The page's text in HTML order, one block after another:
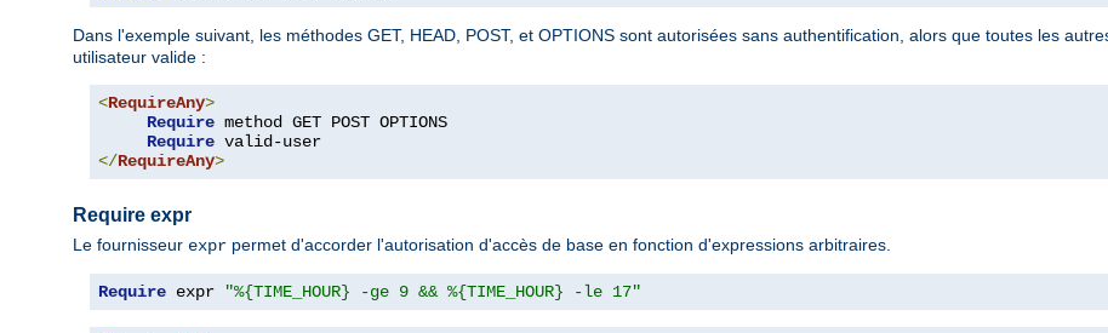
Dans l'exemple suivant, les méthodes GET, HEAD, POST, et OPTIONS sont autorisées sans authentification, alors que toutes les
utilisateur valide :
<RequireAny>
Require method GET POST OPTIONS
Require
</RequireAny>
Require expr
Le fournisseur expr permet d'accorder l'autorisation d'accès de base en fonction d'expressions arbitraires.
Require expr "%{TIME_HOUR} -ge 9 && %{TIME_HOUR} -le 17"